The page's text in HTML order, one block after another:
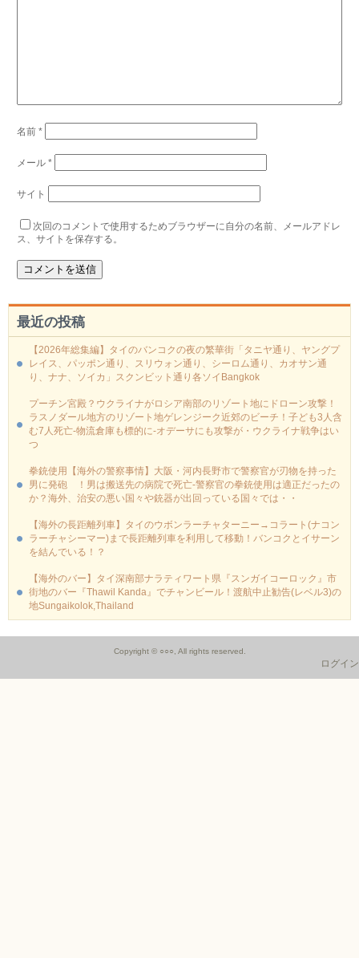
名前*
メール*
サイト
次回のコメントで使用するためブラウザーに自分の名前、メールアドレ
ス、サイトを保存する。
最近の投稿
【2026年総集編】タイのバンコクの夜の繁華街「タニヤ通り、ヤングプ
レイス、パッポン通り、スリウォン通り、シーロム通り、カオサン通
り、ナナ、ソイカ」スクンビット通り各ソイBangkok
プーチン宮殿？ウクライナがロシア南部のリゾート地にドローン攻撃！
ラスノダール地方のリゾート地ゲレンジーク近郊のビーチ！子ども3人含
む7人死亡-物流倉庫も標的に‐オデーサにも攻撃が・ウクライナ戦争はい
つ
拳銃使用【海外の警察事情】大阪・河内長野市で警察官が刃物を持った
男に発砲 ！男は搬送先の病院で死亡-警察官の拳銃使用は適正だったの
か？海外、治安の悪い国々や銃器が出回っている国々では・・
【海外の長距離列車】タイのウボンラーチャターニー→コラート(ナコン
ラーチャシーマー)まで長距離列車を利用して移動！バンコクとイサーン
を結んでいる！？
【海外のバー】タイ深南部ナラティワート県『スンガイコーロック』市
街地のバー『Thawil Kanda』でチャンビール！渡航中止勧告(レベル3)の
地Sungaikolok,Thailand
Copyright © ○○○, All rights reserved.
ログイン